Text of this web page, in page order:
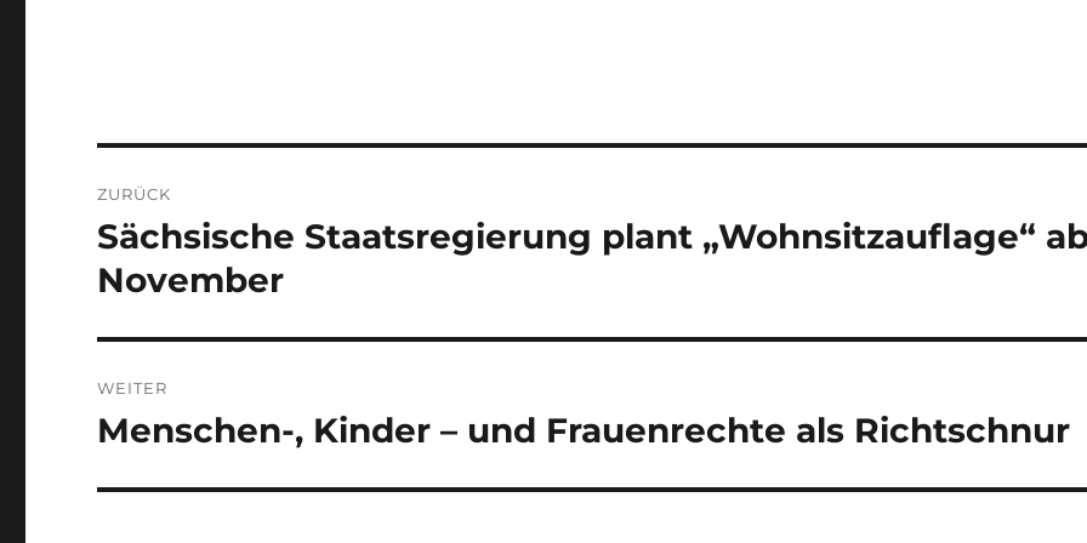
ZURÜCK
Vorheriger
Beitrag:
Sächsische Staatsregierung plant „Wohnsitzauflage“
November
WEITER
Nächster
Menschen-, Kinder – und Frauenrechte als Richtschnur